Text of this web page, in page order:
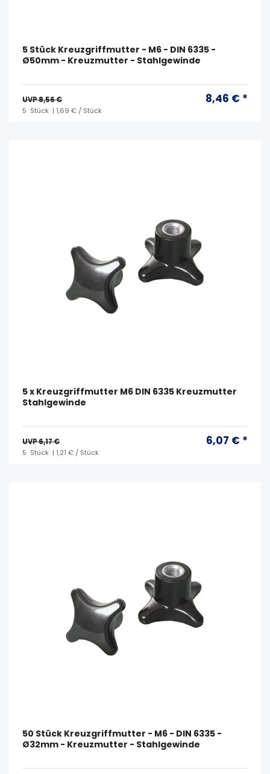
5 Stück Kreuzgriffmutter - M6 - DIN 6335 -
Ø50mm - Kreuzmutter - Stahlgewinde
UVP 8,56 € 8,46 € *
5 Stück | 1,69 € / Stück
5 x Kreuzgriffmutter M6 DIN 6335 Kreuzmutter
Stahlgewinde
UVP 6,17 € 6,07 € *
5 Stück | 1,21 € / Stück
50 Stück Kreuzgriffmutter - M6 - DIN 6335 -
Ø32mm - Kreuzmutter - Stahlgewinde